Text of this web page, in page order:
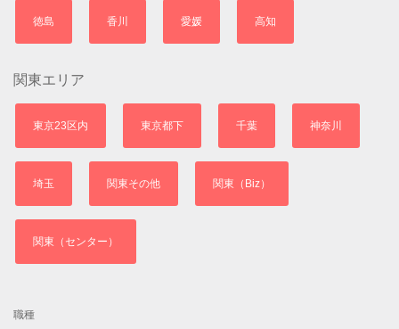
徳島 香川 愛媛 高知
関東エリア
東京23区内 東京都下 千葉 神奈川
埼玉 関東その他 関東（Biz）
関東（センター）
職種